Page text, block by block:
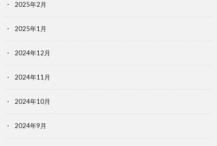
2025年2月
2025年1月
2024年12月
2024年11月
2024年10月
2024年9月